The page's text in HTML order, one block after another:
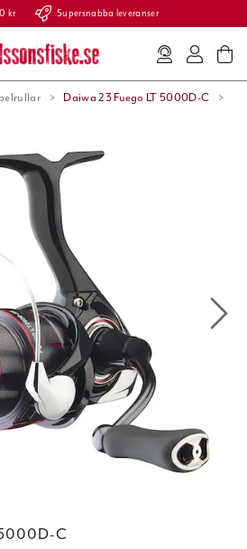
kr Supersnabba leveranser
Daiwa 23 Fuego LT 5000D-C
C